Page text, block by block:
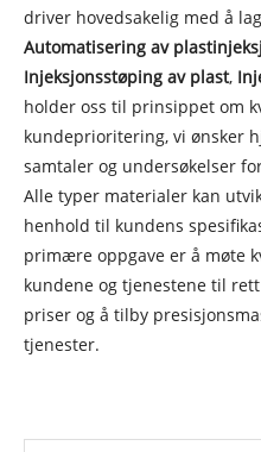
driver hovedsakelig med å
Automatisering av
Injeksjonsstøping av plast,
holder oss til prinsippet om
kundeprioritering, vi ønsker
samtaler og undersøkelser
Alle typer materialer kan
henhold til kundens
primære oppgave er å møte
kundene og tjenestene til
priser og å tilby
tjenester.